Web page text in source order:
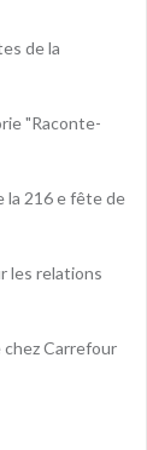
de la
"Raconte-
la 216 e fête de
les relations
Carrefour